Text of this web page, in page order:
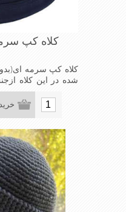
کلاه کپ
کلاه کپ سرمه
شده در این کلاه
بدون نقاب است
پسندند شیک و
عالی ,دوخت